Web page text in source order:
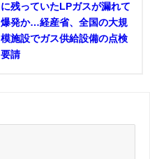
に残っていたLPガスが漏れて
爆発か…経産省、全国の大規
模施設でガス供給設備の点検
要請